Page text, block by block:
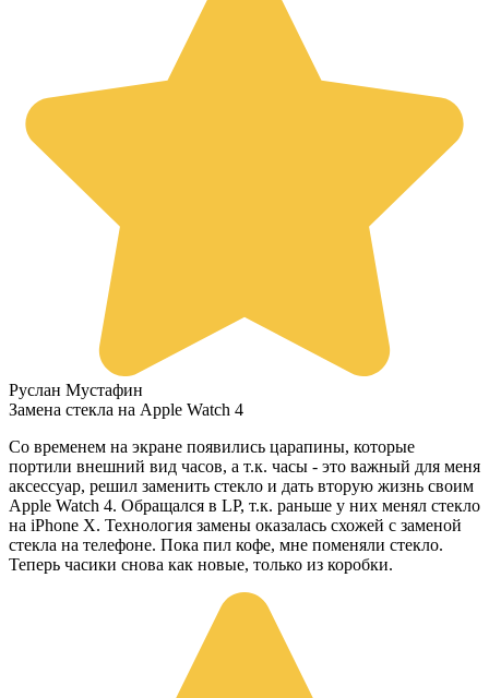
Руслан Мустафин
Замена стекла на Apple Watch 4
Со временем на экране появились царапины, которые
портили внешний вид часов, а т.к. часы - это важный для меня
аксессуар, решил заменить стекло и дать вторую жизнь своим
Apple Watch 4. Обращался в LP, т.к. раньше у них менял стекло
на iPhone X. Технология замены оказалась схожей с заменой
стекла на телефоне. Пока пил кофе, мне поменяли стекло.
Теперь часики снова как новые, только из коробки.